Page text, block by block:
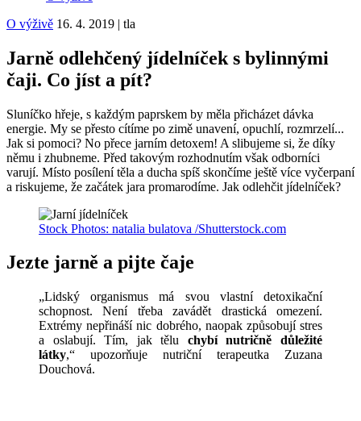
O výživě 16. 4. 2019 | tla
Jarně odlehčený jídelníček s bylinnými
čaji. Co jíst a pít?
Sluníčko hřeje, s každým paprskem by měla přicházet dávka
energie. My se přesto cítíme po zimě unavení, opuchlí, rozmrzelí...
Jak si pomoci? No přece jarním detoxem! A slibujeme si, že díky
němu i zhubneme. Před takovým rozhodnutím však odborníci
varují. Místo posílení těla a ducha spíš skončíme ještě více vyčerpaní
a riskujeme, že začátek jara promarodíme. Jak odlehčit jídelníček?
Stock Photos: natalia bulatova /Shutterstock.com
Jezte jarně a pijte čaje
„Lidský organismus má svou vlastní detoxikační
schopnost. Není třeba zavádět drastická omezení.
Extrémy nepřináší nic dobrého, naopak způsobují stres
a oslabují. Tím, jak tělu chybí nutričně důležité
látky,“ upozorňuje nutriční terapeutka Zuzana
Douchová.